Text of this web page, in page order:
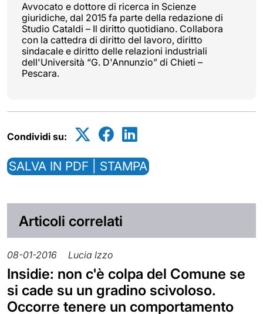
Avvocato e dottore di ricerca in Scienze
giuridiche, dal 2015 fa parte della redazione di
Studio Cataldi – Il diritto quotidiano. Collabora
con la cattedra di diritto del lavoro, diritto
sindacale e diritto delle relazioni industriali
dell'Università “G. D'Annunzio” di Chieti –
Pescara.
Condividi su:
SALVA IN PDF | STAMPA
Articoli correlati
08-01-2016 Lucia Izzo
Insidie: non c'è colpa del Comune se
si cade su un gradino scivoloso.
Occorre tenere un comportamento